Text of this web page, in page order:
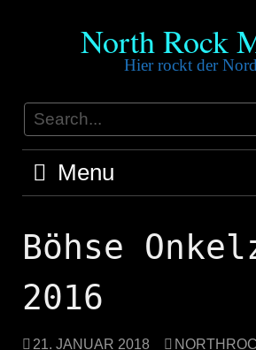
North Rock
Hier rockt der
Menu
Böhse
2016
21. JANUAR 2018